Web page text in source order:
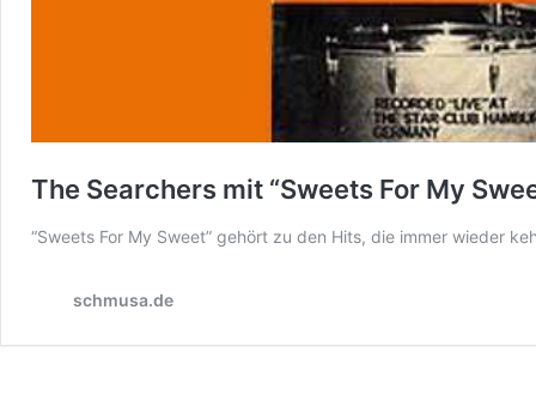
The Searchers mit “Sweets For My
“Sweets For My Sweet” gehört zu den Hits, die immer wieder
schmusa.de